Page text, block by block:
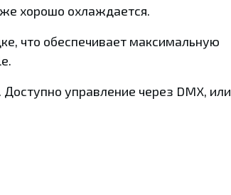
хорошо охлаждается.
что обеспечивает максимальную
управление через DMX, или